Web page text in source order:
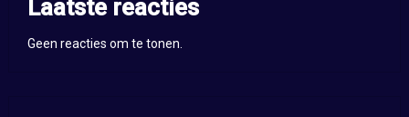
Laatste reacties
Geen reacties om te tonen.